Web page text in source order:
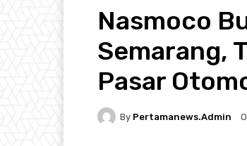
Nasmoco
Semarang,
Pasar
By Pertamanews.admin